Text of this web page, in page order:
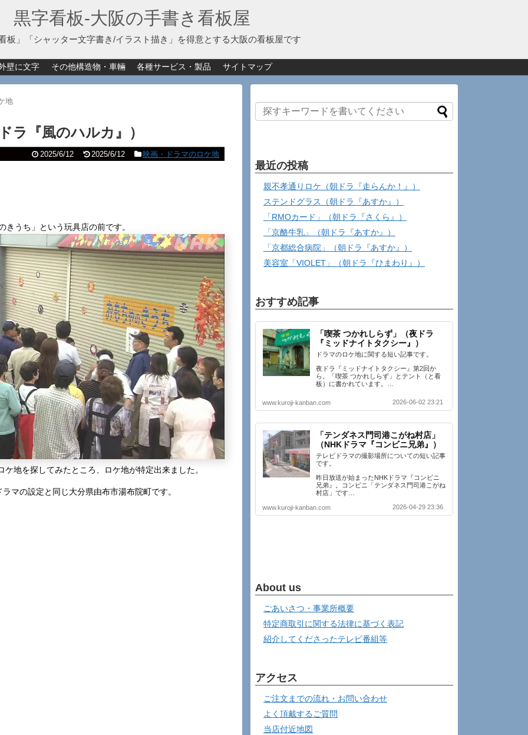
黒字看板‐大阪の手書き看板屋
看板」「シャッター文字書き/イラスト描き」を得意とする大阪の看板屋です
壁に文字 その他構造物・車輛 各種サービス・製品 サイトマップ
地
ラ『風のハルカ』）
2025/6/12 2025/6/12 映画・ドラマのロケ地
うち」という玩具店の前です。
地を探してみたところ、ロケ地が特定出来ました。
マの設定と同じ大分県由布市湯布院町です。
最近の投稿
親不孝通りロケ（朝ドラ『走らんか！』）
ステンドグラス（朝ドラ『あすか』）
「RMOカード」（朝ドラ『さくら』）
「京酪牛乳」（朝ドラ『あすか』）
「京都総合病院」（朝ドラ『あすか』）
美容室「VIOLET」（朝ドラ『ひまわり』）
おすすめ記事
「喫茶 つかれしらず」（夜ドラ
『ミッドナイトタクシー』）
ドラマのロケ地に関する短い記事です。
夜ドラ『ミッドナイトタクシー』第2回か
ら。「喫茶 つかれしらず」とテント（と看
板）に書かれています。…
www.kuroji-kanban.com 2026-06-02 23:21
「テンダネス門司港こがね村店」
（NHKドラマ『コンビニ兄弟』）
テレビドラマの撮影場所についての短い記事
です。
昨日放送が始まったNHKドラマ『コンビニ
兄弟』。コンビニ「テンダネス門司港こがね
村店」です…
www.kuroji-kanban.com 2026-04-29 23:36
About us
ごあいさつ・事業所概要
特定商取引に関する法律に基づく表記
紹介してくださったテレビ番組等
アクセス
ご注文までの流れ・お問い合わせ
よく頂戴するご質問
当店付近地図